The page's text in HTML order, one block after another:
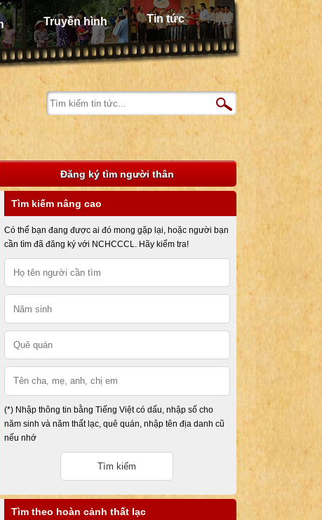
Truyền hình Tin tức
Đăng ký tìm người thân
Tìm kiếm nâng cao
Có thể bạn đang được ai đó mong gặp lại, hoặc người bạn
cần tìm đã đăng ký với NCHCCCL. Hãy kiểm tra!
(*) Nhập thông tin bằng Tiếng Việt có dấu, nhập số cho
năm sinh và năm thất lạc, quê quán, nhập tên địa danh cũ
nếu nhớ
Tìm theo hoàn cảnh thất lạc